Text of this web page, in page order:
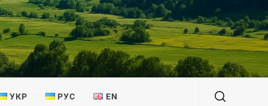
УКР РУС EN